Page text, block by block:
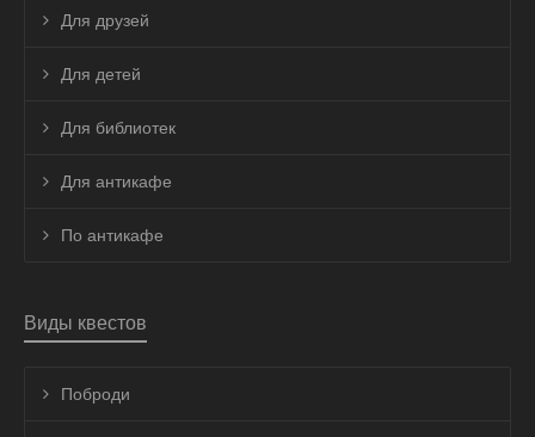
Для друзей
Для детей
Для библиотек
Для антикафе
По антикафе
Виды квестов
Поброди